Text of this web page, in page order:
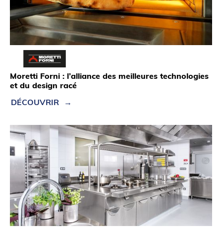
Moretti Forni : l’alliance des meilleures technologies
et du design racé
DÉCOUVRIR